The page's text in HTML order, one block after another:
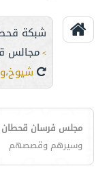
شبكة
> مجالس
مجلس فرسان قحطان
وسيرهم وقصصهم